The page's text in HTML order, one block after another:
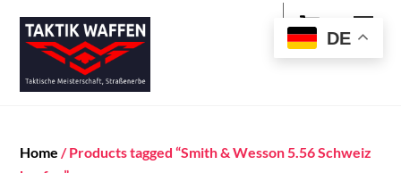
content
Cart
Home / Products tagged “Smith & Wesson 5.56 Schweiz
DE